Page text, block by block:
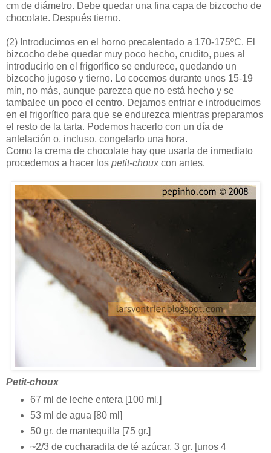
cm de diámetro. Debe quedar una fina capa de bizcocho de
chocolate. Después tierno.
(2) Introducimos en el horno precalentado a 170-175ºC. El
bizcocho debe quedar muy poco hecho, crudito, pues al
introducirlo en el frigorífico se endurece, quedando un
bizcocho jugoso y tierno. Lo cocemos durante unos 15-19
min, no más, aunque parezca que no está hecho y se
tambalee un poco el centro. Dejamos enfriar e introducimos
en el frigorífico para que se endurezca mientras preparamos
el resto de la tarta. Podemos hacerlo con un día de
antelación o, incluso, congelarlo una hora.
Como la crema de chocolate hay que usarla de inmediato
procedemos a hacer los petit-choux con antes.
Petit-choux
67 ml de leche entera [100 ml.]
53 ml de agua [80 ml]
50 gr. de mantequilla [75 gr.]
~2/3 de cucharadita de té azúcar, 3 gr. [unos 4